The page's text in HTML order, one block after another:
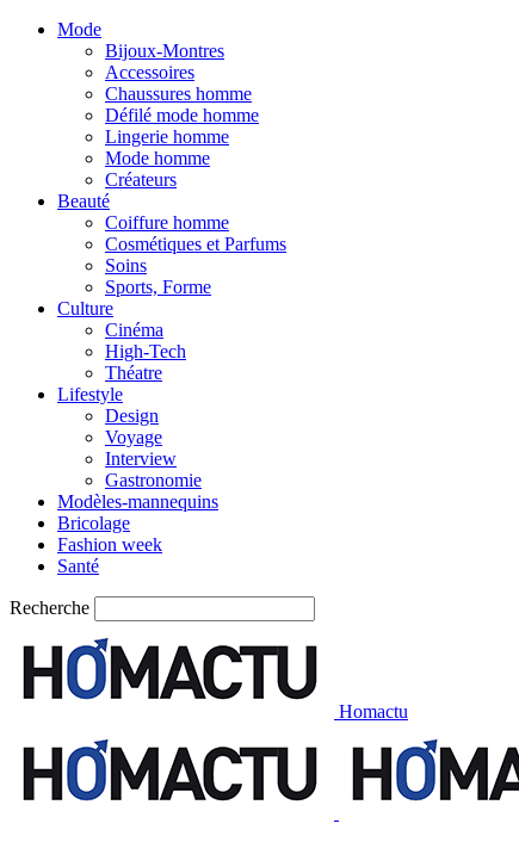
Mode
Bijoux-Montres
Accessoires
Chaussures homme
Défilé mode homme
Lingerie homme
Mode homme
Créateurs
Beauté
Coiffure homme
Cosmétiques et Parfums
Soins
Sports, Forme
Culture
Cinéma
High-Tech
Théatre
Lifestyle
Design
Voyage
Interview
Gastronomie
Modèles-mannequins
Bricolage
Fashion week
Santé
Recherche
Homactu